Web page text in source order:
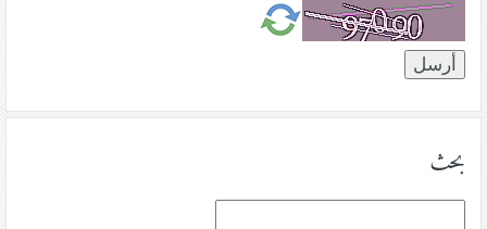
بحث